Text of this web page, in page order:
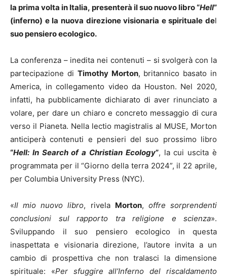
la prima volta in Italia, presenterà il suo nuovo libro “Hell”
(inferno) e la nuova direzione visionaria e spirituale del
suo pensiero ecologico.
La conferenza – inedita nei contenuti – si svolgerà con la
partecipazione di Timothy Morton, britannico basato in
America, in collegamento video da Houston. Nel 2020,
infatti, ha pubblicamente dichiarato di aver rinunciato a
volare, per dare un chiaro e concreto messaggio di cura
verso il Pianeta. Nella lectio magistralis al MUSE, Morton
anticiperà contenuti e pensieri del suo prossimo libro
“Hell: In Search of a Christian Ecology”, la cui uscita è
programmata per il “Giorno della terra 2024”, il 22 aprile,
per Columbia University Press (NYC).
«Il mio nuovo libro, rivela Morton, offre sorprendenti
conclusioni sul rapporto tra religione e scienza».
Sviluppando il suo pensiero ecologico in questa
inaspettata e visionaria direzione, l’autore invita a un
cambio di prospettiva che non tralasci la dimensione
spirituale: «Per sfuggire all’Inferno del riscaldamento